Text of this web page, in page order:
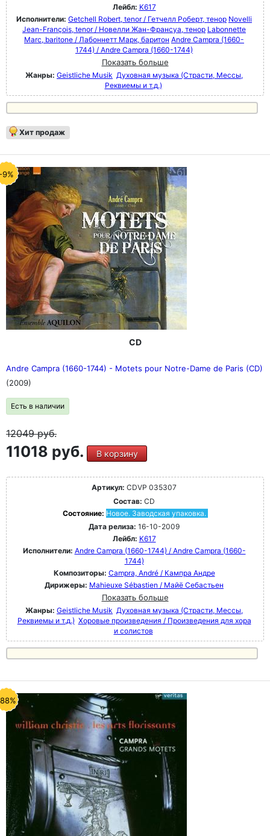
Лейбл: K617
Исполнители: Getchell Robert, tenor / Гетчелл Роберт, тенор Novelli
Jean-François, tenor / Новелли Жан-Франсуа, тенор Labonnette
Marc, baritone / Лабоннетт Марк, баритон Andre Campra (1660-
1744) / Andre Campra (1660-1744)
Показать больше
Жанры: Geistliche Musik Духовная музыка (Страсти, Мессы,
Реквиемы и т.д.)
Хит продаж
9%
CD
Andre Campra (1660-1744) - Motets pour Notre-Dame de Paris (CD)
(2009)
Есть в наличии
12049руб.
11018 руб. В корзину
Артикул: CDVP 035307
Состав: CD
Состояние: Новое. Заводская упаковка.
Дата релиза: 16-10-2009
Лейбл: K617
Исполнители: Andre Campra (1660-1744) / Andre Campra (1660-
1744)
Композиторы: Campra, André / Кампра Андре
Дирижеры: Mahieuxe Sébastien / Майё Себастьен
Показать больше
Жанры: Geistliche Musik Духовная музыка (Страсти, Мессы,
Реквиемы и т.д.) Хоровые произведения / Произведения для хора
и солистов